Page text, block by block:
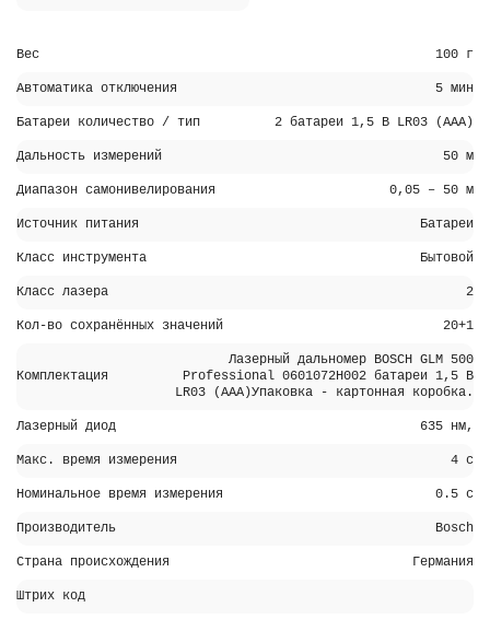
Вес 100 г
Автоматика отключения 5 мин
Батареи количество / тип 2 батареи 1,5 B LR03 (AAA)
Дальность измерений 50 м
Диапазон самонивелирования 0,05 – 50 м
Источник питания Батареи
Класс инструмента Бытовой
Класс лазера 2
Кол-во сохранённых значений 20+1
Комплектация
Лазерный дальномер BOSCH GLM 500
Professional 0601072H002 батареи 1,5 В
LR03 (AAA)Упаковка - картонная коробка.
Лазерный диод 635 нм,
Макс. время измерения 4 с
Номинальное время измерения 0.5 с
Производитель Bosch
Страна происхождения Германия
Штрих код